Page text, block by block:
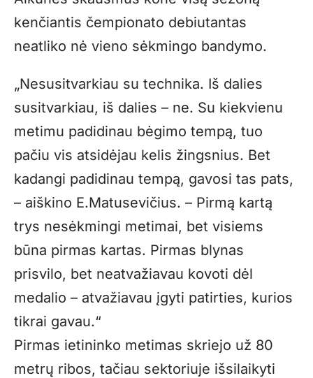
kenčiantis čempionato debiutantas
neatliko nė vieno sėkmingo bandymo.
„Nesusitvarkiau su technika. Iš dalies
susitvarkiau, iš dalies – ne. Su kiekvienu
metimu padidinau bėgimo tempą, tuo
pačiu vis atsidėjau kelis žingsnius. Bet
kadangi padidinau tempą, gavosi tas pats,
– aiškino E.Matusevičius. – Pirmą kartą
trys nesėkmingi metimai, bet visiems
būna pirmas kartas. Pirmas blynas
prisvilo, bet neatvažiavau kovoti dėl
medalio – atvažiavau įgyti patirties, kurios
tikrai gavau.“
Pirmas ietininko metimas skriejo už 80
metrų ribos, tačiau sektoriuje išsilaikyti